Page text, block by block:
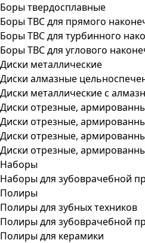
Боры твердосплавные
Боры ТВС для прямого
Боры ТВС для турбинного
Боры ТВС для углового
Диски металлические
Диски алмазные
Диски металлические с
Диски отрезные,
Диски отрезные,
Диски отрезные,
Диски отрезные,
Наборы
Наборы для зубоврачебной
Полиры
Полиры для зубных техников
Полиры для зубоврачебной
Полиры для керамики